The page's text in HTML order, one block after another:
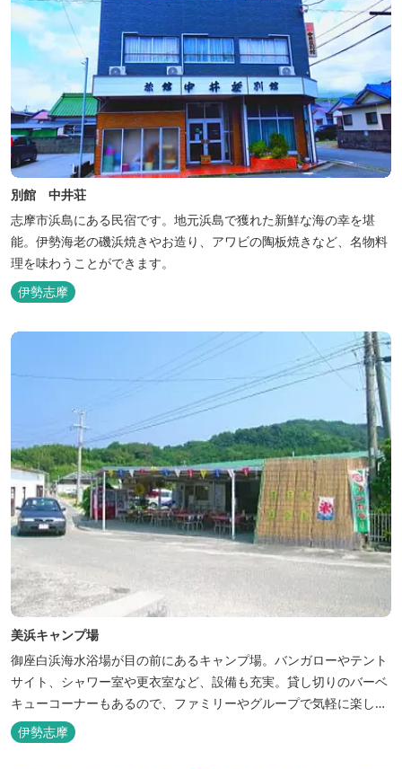
別館 中井荘
志摩市浜島にある民宿です。地元浜島で獲れた新鮮な海の幸を堪
能。伊勢海老の磯浜焼きやお造り、アワビの陶板焼きなど、名物料
理を味わうことができます。
伊勢志摩
美浜キャンプ場
御座白浜海水浴場が目の前にあるキャンプ場。バンガローやテント
サイト、シャワー室や更衣室など、設備も充実。貸し切りのバーベ
キューコーナーもあるので、ファミリーやグループで気軽に楽しむ
ことができます。
伊勢志摩